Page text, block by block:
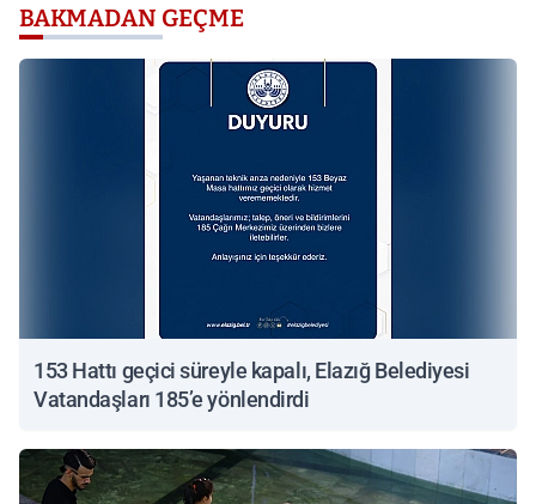
BAKMADAN GEÇME
153 Hattı geçici süreyle kapalı, Elazığ Belediyesi
Vatandaşları 185’e yönlendirdi